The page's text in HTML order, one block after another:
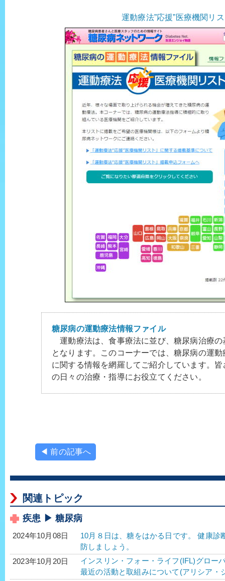
運動療法”応援”医療機関リ
糖尿病の運動療法情報ファイル
運動療法は、食事療法に並び、糖尿病治療の
となります。このコーナーでは、糖尿病の運動
に関する情報を網羅してご紹介しています。皆
の日々の治療・指導にお役立てください。
◀ 前の記事へ
関連トピック
疾患 ▶ 糖尿病
2024年10月08日
10月８日は、糖をはかる日です。 健康
防しましょう。
2023年10月20日
インスリン・フォー・ライフ(IFL)グロー
最近の活動と取組みについて(アリシア・